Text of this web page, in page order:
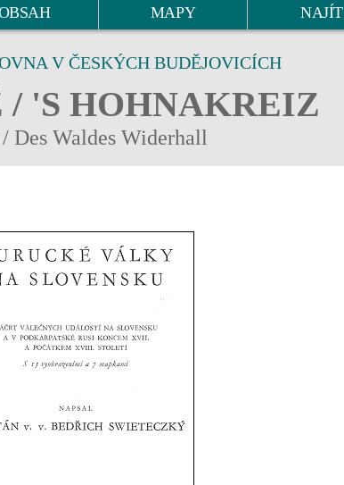
MAPY NAJÍT
V ČESKÝCH BUDĚJOVICÍCH
'S HOHNAKREIZ
Des Waldes Widerhall